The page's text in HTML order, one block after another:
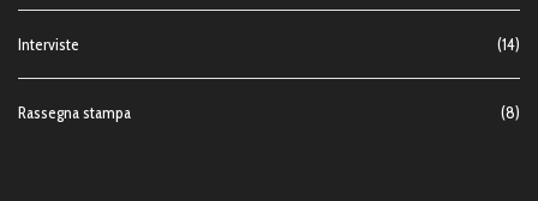
Interviste (14)
Rassegna stampa (8)